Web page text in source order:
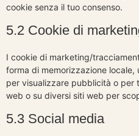
cookie senza il tuo consenso.
5.2 Cookie di
I cookie di marketing/
forma di memorizzazione
per visualizzare pubblicità o per
web o su diversi siti web per
5.3 Social media